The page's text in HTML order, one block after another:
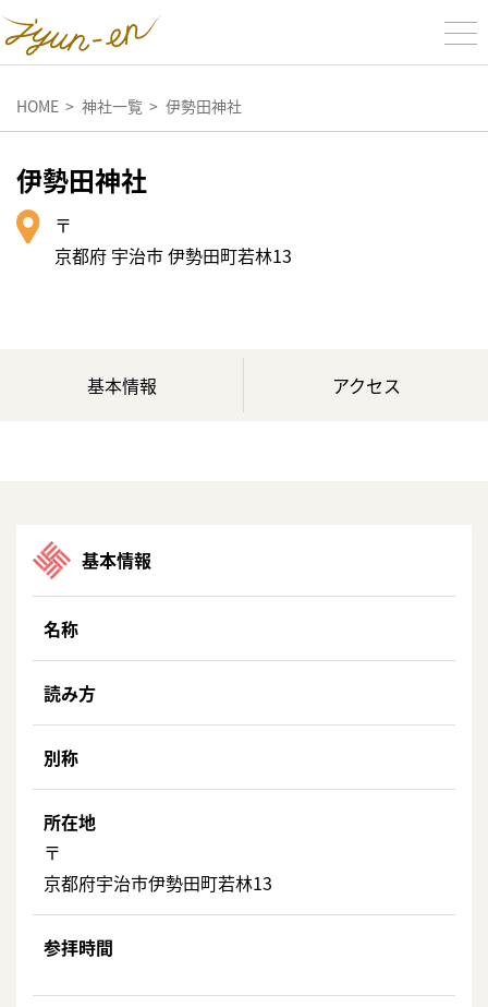
HOME 神社一覧 伊勢田神社
伊勢田神社
〒
京都府 宇治市 伊勢田町若林13
基本情報 アクセス
基本情報
名称
読み方
別称
所在地
〒
京都府宇治市伊勢田町若林13
参拝時間